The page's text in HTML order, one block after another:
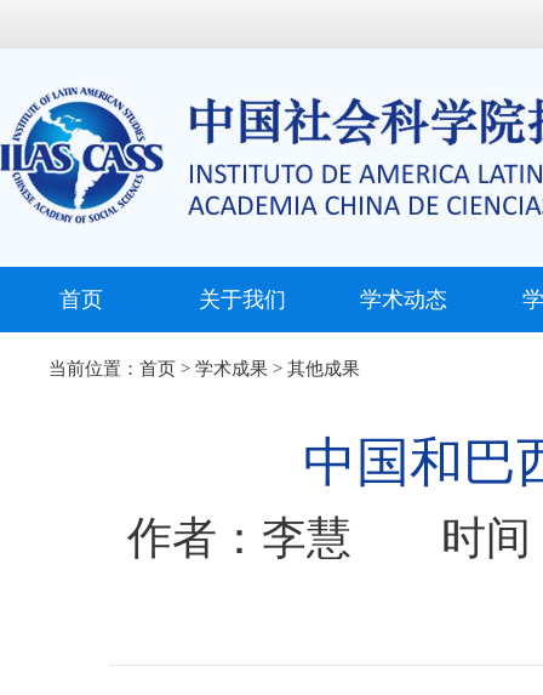
首页 关于我们 学术动态
当前位置： 首页 > 学术成果 > 其他成果
中国和巴
作者：李慧 时间